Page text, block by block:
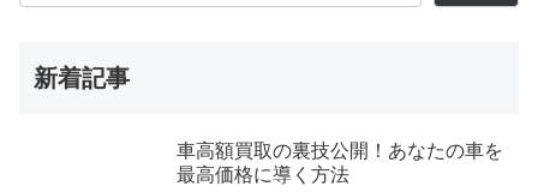
新着記事
車高額買取の裏技公開！あなたの車を
最高価格に導く方法